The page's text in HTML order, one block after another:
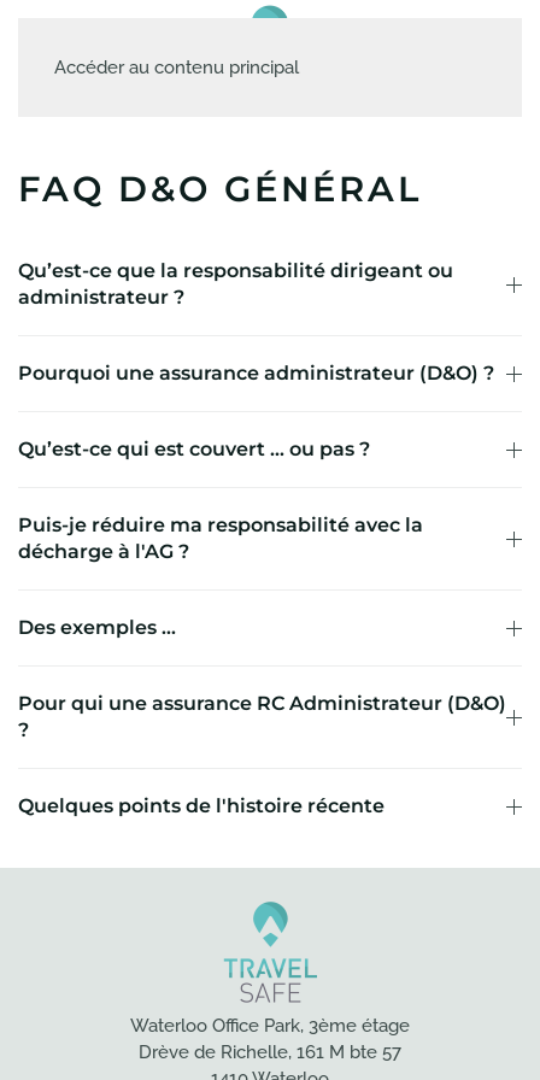
Accéder au contenu principal
FAQ D&O GÉNÉRAL
Qu’est-ce que la responsabilité dirigeant ou
administrateur ?
Pourquoi une assurance administrateur (D&O) ?
Qu’est-ce qui est couvert ... ou pas ?
Puis-je réduire ma responsabilité avec la
décharge à l'AG ?
Des exemples ...
Pour qui une assurance RC Administrateur (D&O)
?
Quelques points de l'histoire récente
Waterloo Office Park, 3ème étage
Drève de Richelle, 161 M bte 57